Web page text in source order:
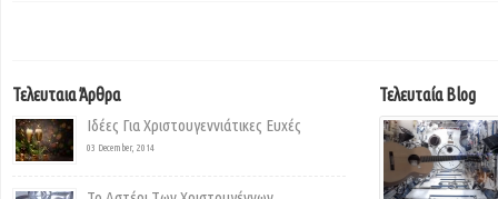
Τελευταια Άρθρα
Ιδέες Για Χριστουγεννιάτικες Ευχές
03 December, 2014
Τελευταία Blog